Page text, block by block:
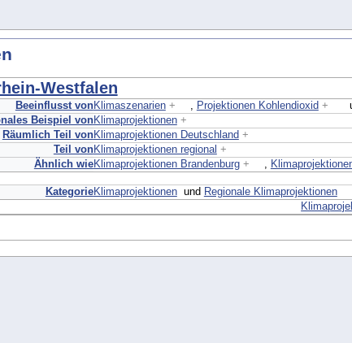
Westfalen
Beeinflusst vonKlimaszenarien + , Projektionen Kohlendioxid +
Beispiel vonKlimaprojektionen +
Räumlich Teil vonKlimaprojektionen Deutschland +
Teil vonKlimaprojektionen regional +
Ähnlich wieKlimaprojektionen Brandenburg + ,
KategorieKlimaprojektionenund Regionale Klimaprojektionen